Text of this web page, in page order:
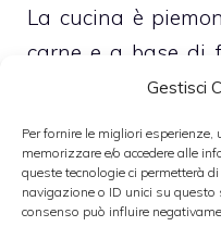
Gestisci
Per fornire le migliori
memorizzare e/o accedere alle
queste tecnologie ci permetterà
navigazione o ID unici su
consenso può influire
La cucina è
carne e a base di
piatti da
tradizione anche
tonno di faraona
finanziera, il
brasato al Barolo